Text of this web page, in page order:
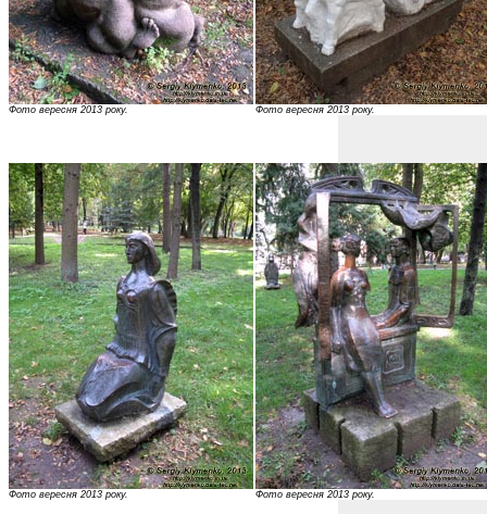
Фото вересня 2013 року. Фото вересня 2013 року.
Фото вересня 2013 року. Фото вересня 2013 року.